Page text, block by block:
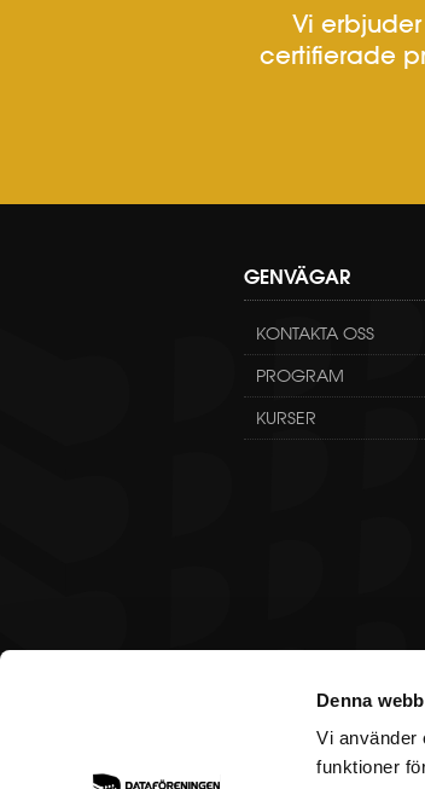
Denna
Vi använder
funktioner
Vi
certifierade
GENVÄGAR
KONTAKTA OSS
PROGRAM
KURSER